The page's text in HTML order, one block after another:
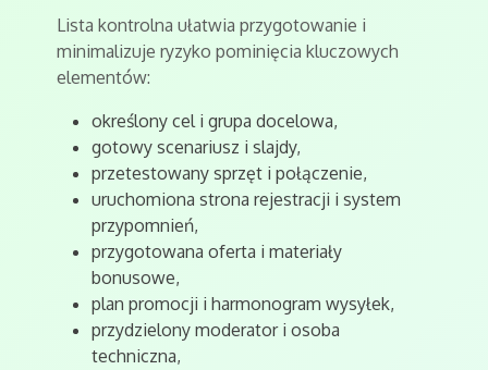
Lista kontrolna ułatwia przygotowanie i
minimalizuje ryzyko pominięcia kluczowych
elementów:
określony cel i grupa docelowa,
gotowy scenariusz i slajdy,
przetestowany sprzęt i połączenie,
uruchomiona strona rejestracji i system
przypomnień,
przygotowana oferta i materiały
bonusowe,
plan promocji i harmonogram wysyłek,
przydzielony moderator i osoba
techniczna,